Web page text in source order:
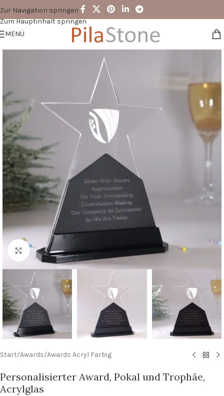
Zur Navigation springen
Zum Hauptinhalt springen
MENÜ
Zum Vergrößern klicken
Start/Awards/Awards Acryl Farbig
Personalisierter Award, Pokal und Trophäe,
Acrylglas